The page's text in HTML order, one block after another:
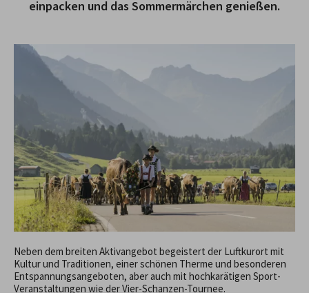
einpacken und das Sommermärchen genießen.
Neben dem breiten Aktivangebot begeistert der Luftkurort mit
Kultur und Traditionen, einer schönen Therme und besonderen
Entspannungsangeboten, aber auch mit hochkarätigen Sport-
Veranstaltungen wie der Vier-Schanzen-Tournee.